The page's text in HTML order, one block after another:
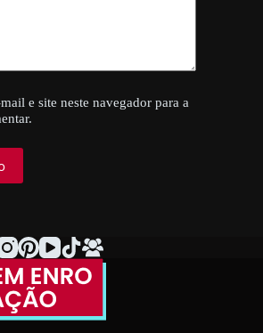
e site neste navegador para a